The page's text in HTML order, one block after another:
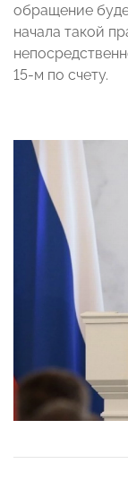
обращение
начала такой
15-м по счету.